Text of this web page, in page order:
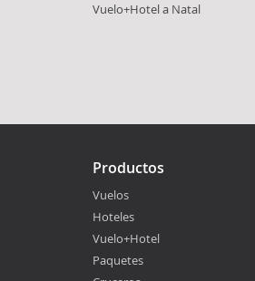
Vuelo+Hotel a Natal
Productos
Vuelos
Hoteles
Vuelo+Hotel
Paquetes